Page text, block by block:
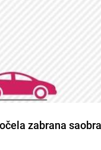
zabrana